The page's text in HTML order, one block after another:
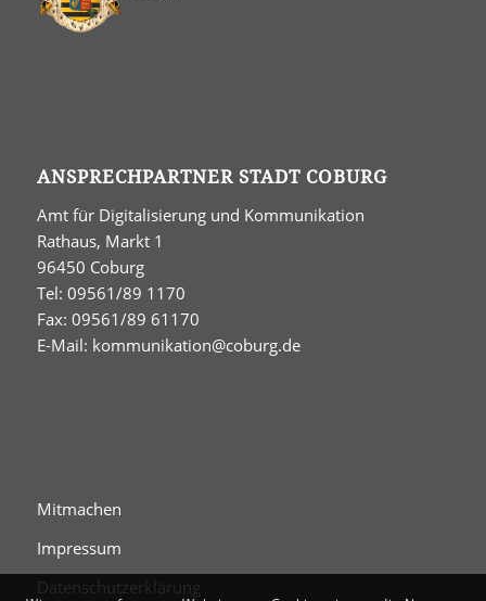
ANSPRECHPARTNER STADT COBURG
Amt für Digitalisierung und Kommunikation
Rathaus, Markt 1
96450 Coburg
Tel: 09561/89 1170
Fax: 09561/89 61170
E-Mail: kommunikation@coburg.de
Mitmachen
Impressum
Datenschutzerklärung